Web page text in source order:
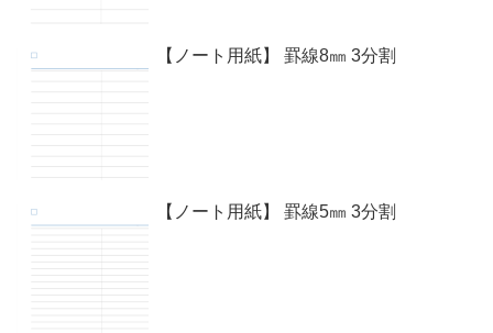
【ノート用紙】 罫線8㎜ 3分割
【ノート用紙】 罫線5㎜ 3分割